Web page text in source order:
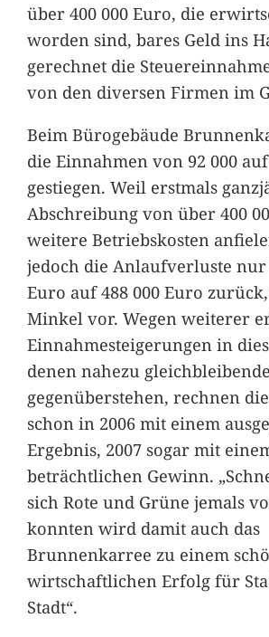
über 400 000 Euro, die
worden sind, bares Geld ins
gerechnet die
von den diversen Firmen im
Beim Bürogebäude
die Einnahmen von 92 000
gestiegen. Weil erstmals
Abschreibung von über 400
weitere Betriebskosten
jedoch die Anlaufverluste nur
Euro auf 488 000 Euro
Minkel vor. Wegen weiterer
Einnahmesteigerungen in
denen nahezu
gegenüberstehen, rechnen
schon in 2006 mit einem
Ergebnis, 2007 sogar mit
beträchtlichen Gewinn.
sich Rote und Grüne jemals
konnten wird damit auch das
Brunnenkarree zu einem
wirtschaftlichen Erfolg für
Stadt“.